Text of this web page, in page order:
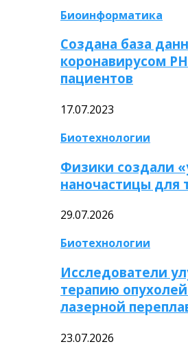
Биоинформатика
Создана база
коронавирусом
пациентов
17.07.2023
Биотехнологии
Физики создали
наночастицы для
29.07.2026
Биотехнологии
Исследователи
терапию
лазерной
23.07.2026